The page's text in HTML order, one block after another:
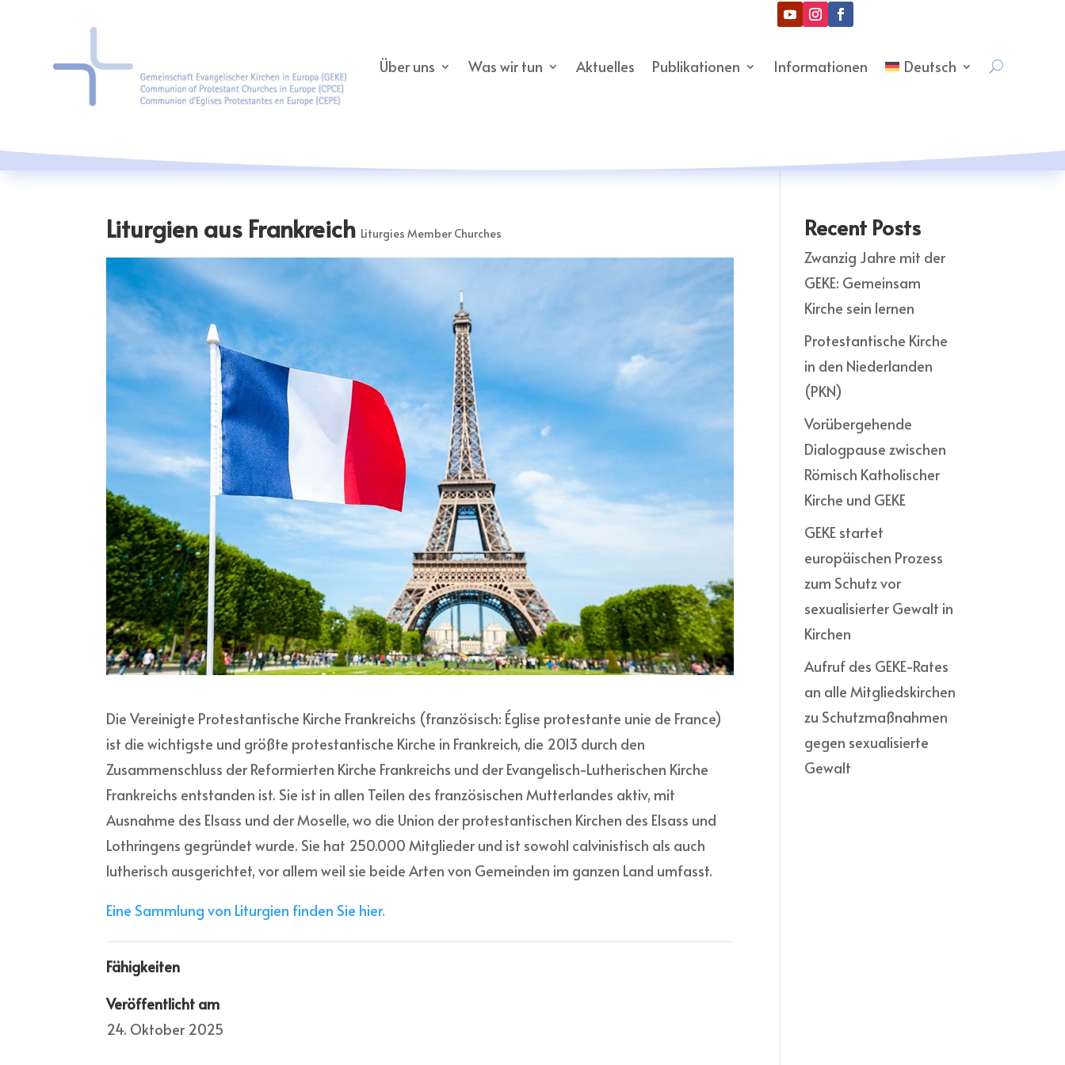
Über uns Was wir tun Aktuelles Publikationen Informationen Deutsch
Liturgien aus Frankreich Liturgies Member Churches
Die Vereinigte Protestantische Kirche Frankreichs (französisch: Église protestante unie de France)
ist die wichtigste und größte protestantische Kirche in Frankreich, die 2013 durch den
Zusammenschluss der Reformierten Kirche Frankreichs und der Evangelisch-Lutherischen Kirche
Frankreichs entstanden ist. Sie ist in allen Teilen des französischen Mutterlandes aktiv, mit
Ausnahme des Elsass und der Moselle, wo die Union der protestantischen Kirchen des Elsass und
Lothringens gegründet wurde. Sie hat 250.000 Mitglieder und ist sowohl calvinistisch als auch
lutherisch ausgerichtet, vor allem weil sie beide Arten von Gemeinden im ganzen Land umfasst.
Eine Sammlung von Liturgien finden Sie hier.
Fähigkeiten
Veröffentlicht am
24. Oktober 2025
Recent Posts
Zwanzig Jahre mit der
GEKE: Gemeinsam
Kirche sein lernen
Protestantische Kirche
in den Niederlanden
(PKN)
Vorübergehende
Dialogpause zwischen
Römisch Katholischer
Kirche und GEKE
GEKE startet
europäischen Prozess
zum Schutz vor
sexualisierter Gewalt in
Kirchen
Aufruf des GEKE-Rates
an alle Mitgliedskirchen
zu Schutzmaßnahmen
gegen sexualisierte
Gewalt